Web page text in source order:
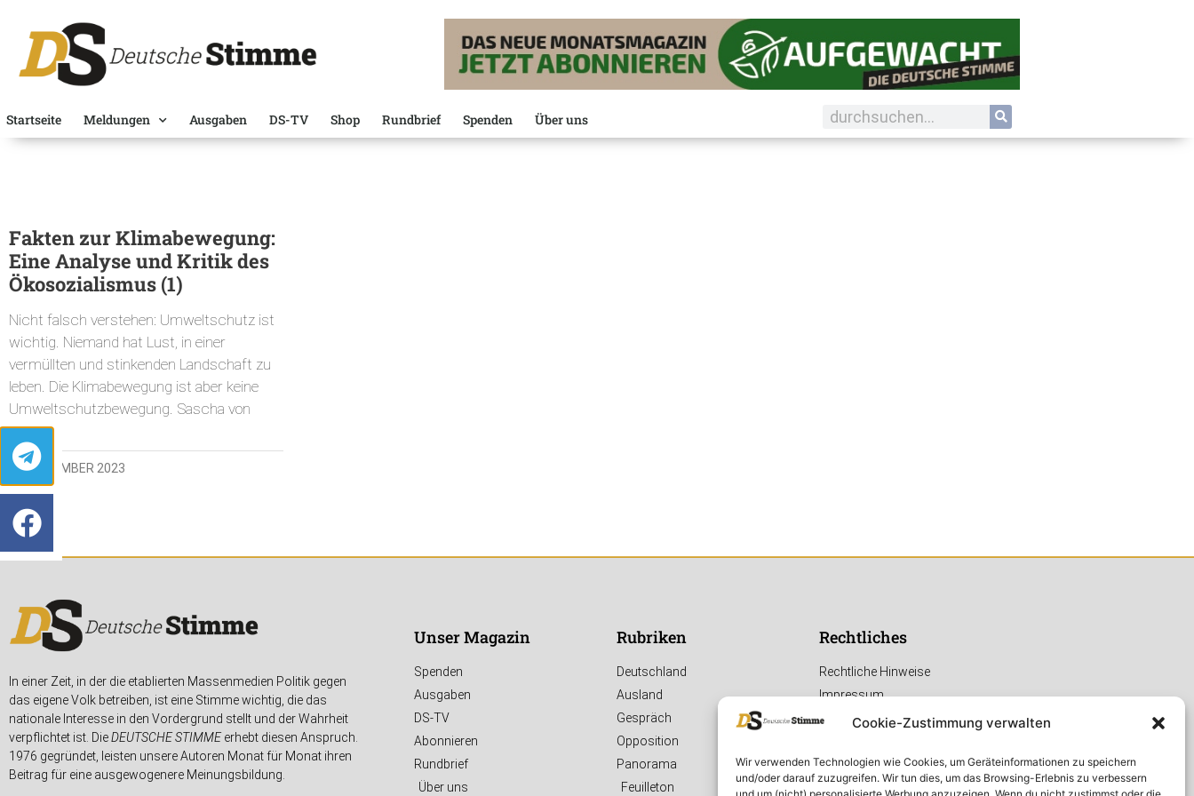
Cookie-Zustimmung verwalten
Wir verwenden Technologien wie Cookies, um Geräteinformationen zu speichern
und/oder darauf zuzugreifen. Wir tun dies, um das Browsing-Erlebnis zu verbessern
Startseite Meldungen Ausgaben DS-TV Shop Rundbrief Spenden Über uns
Fakten zur Klimabewegung:
Eine Analyse und Kritik des
Ökosozialismus (1)
Nicht falsch verstehen: Umweltschutz ist
wichtig. Niemand hat Lust, in einer
vermüllten und stinkenden Landschaft zu
leben. Die Klimabewegung ist aber keine
Umweltschutzbewegung. Sascha von
25. NOVEMBER 2023
In einer Zeit, in der die etablierten Massenmedien Politik gegen
das eigene Volk betreiben, ist eine Stimme wichtig, die das
nationale Interesse in den Vordergrund stellt und der Wahrheit
verpflichtet ist. DieDEUTSCHE STIMMEerhebt diesen Anspruch.
1976 gegründet, leisten unsere Autoren Monat für Monat ihren
Beitrag für eine ausgewogenere Meinungsbildung.
Unser Magazin
Spenden
Ausgaben
DS-TV
Abonnieren
Rundbrief
Über uns
Rubriken
Deutschland
Ausland
Gespräch
Opposition
Panorama
Feuilleton
Rechtliches
Rechtliche Hinweise
Impressum
Datenschutzerklärung